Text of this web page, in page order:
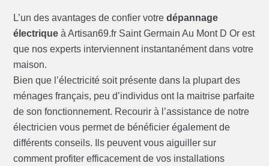
L’un des avantages de confier votredépannage
électrique à Artisan69.fr Saint Germain Au Mont D Or est
que nos experts interviennent instantanément dans votre
maison.
Bien que l’électricité soit présente dans la plupart des
ménages français, peu d’individus ont la maitrise parfaite
de son fonctionnement. Recourir à l’assistance de notre
électricien vous permet de bénéficier également de
différents conseils. Ils peuvent vous aiguiller sur
comment profiter efficacement de vos installations